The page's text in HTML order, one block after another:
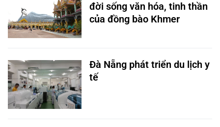
đời sống văn hóa, tinh thần
của đồng bào Khmer
Đà Nẵng phát triển du lịch y
tế